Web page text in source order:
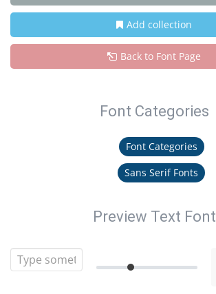
Add collection
Back to Font Page
Font Categories
Font Categories
Sans Serif Fonts
Preview Text Font